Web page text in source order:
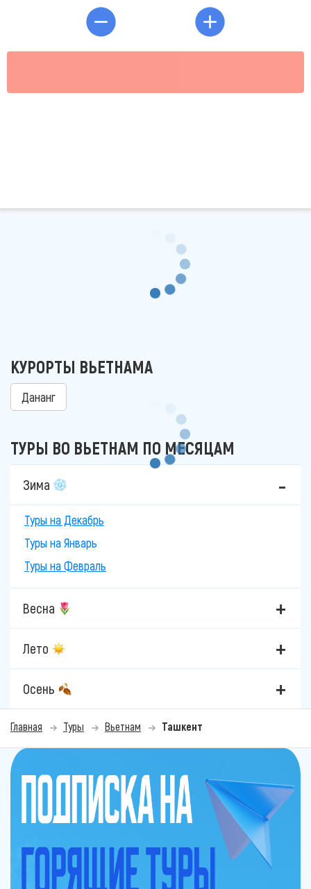
КУРОРТЫ ВЬЕТНАМА
Дананг
ТУРЫ ВО ВЬЕТНАМ ПО МЕСЯЦАМ
Зима
Туры на Декабрь
Туры на Январь
Туры на Февраль
Весна
Лето
Осень
Главная Туры Вьетнам Ташкент